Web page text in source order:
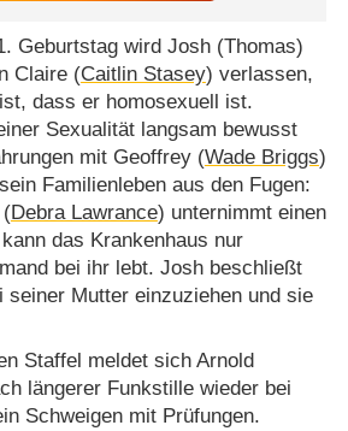
Geburtstag wird Josh (Thomas)
Claire (Caitlin Stasey) verlassen,
dass er homosexuell ist.
Sexualität langsam bewusst
mit Geoffrey (Wade Briggs)
Familienleben aus den Fugen:
(Debra Lawrance) unternimmt einen
das Krankenhaus nur
bei ihr lebt. Josh beschließt
seiner Mutter einzuziehen und sie
Staffel meldet sich Arnold
längerer Funkstille wieder bei
Schweigen mit Prüfungen.